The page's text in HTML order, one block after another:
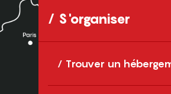
S'organiser
Trouver un